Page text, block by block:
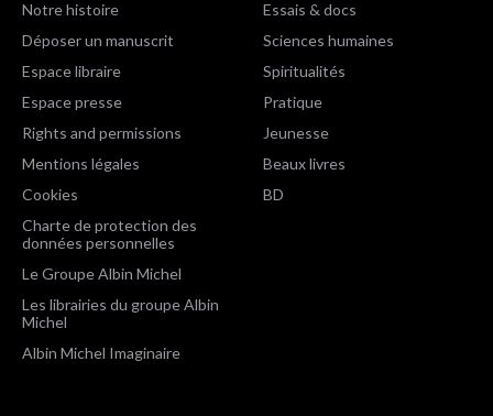
Notre histoire
Déposer un manuscrit
Espace libraire
Espace presse
Rights and permissions
Mentions légales
Cookies
Charte de protection des
données personnelles
Le Groupe Albin Michel
Les librairies du groupe Albin
Michel
Albin Michel Imaginaire
Essais & docs
Sciences humaines
Spiritualités
Pratique
Jeunesse
Beaux livres
BD